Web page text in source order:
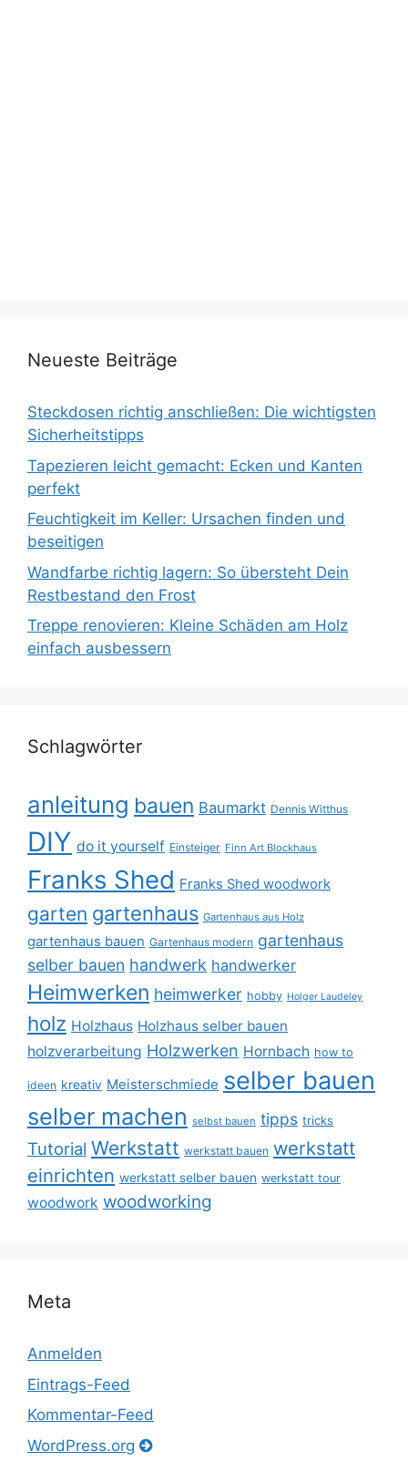
Neueste Beiträge
Steckdosen richtig anschließen: Die wichtigsten
Sicherheitstipps
Tapezieren leicht gemacht: Ecken und Kanten
perfekt
Feuchtigkeit im Keller: Ursachen finden und
beseitigen
Wandfarbe richtig lagern: So übersteht Dein
Restbestand den Frost
Treppe renovieren: Kleine Schäden am Holz
einfach ausbessern
Schlagwörter
anleitung bauen Baumarkt Dennis Witthus
DIY do it yourself Einsteiger Finn Art Blockhaus
Franks Shed Franks Shed woodwork
garten gartenhaus Gartenhaus aus Holz
gartenhaus bauen Gartenhaus modern gartenhaus
selber bauen handwerk handwerker
Heimwerken heimwerker hobby Holger Laudeley
holz Holzhaus Holzhaus selber bauen
holzverarbeitung Holzwerken Hornbach how to
ideen kreativ Meisterschmiede selber bauen
selber machen selbst bauen tipps tricks
Tutorial Werkstatt werkstatt bauen werkstatt
einrichten werkstatt selber bauen werkstatt tour
woodwork woodworking
Meta
Anmelden
Eintrags-Feed
Kommentar-Feed
WordPress.org